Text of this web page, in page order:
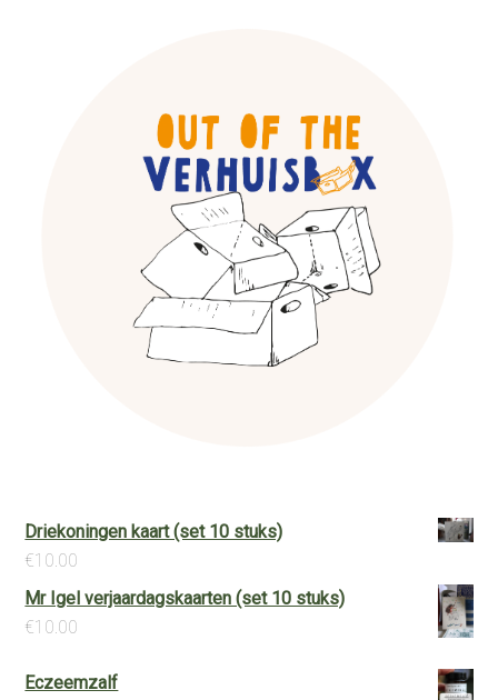
Driekoningen kaart (set 10 stuks)
€10.00
Mr Igel verjaardagskaarten (set 10 stuks)
€10.00
Eczeemzalf